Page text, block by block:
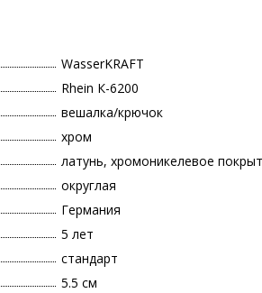
WasserKRAFT
Rhein К-6200
вешалка/крючок
хром
латунь, хромоникелевое
округлая
Германия
5 лет
стандарт
5.5 см